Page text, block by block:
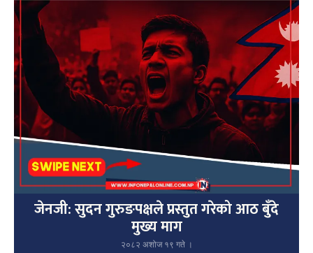
जेनजी: सुदन गुरुङपक्षले प्रस्तुत गरेको आठ बुँदे
मुख्य माग
२०८२ अशोज १९ गते ।